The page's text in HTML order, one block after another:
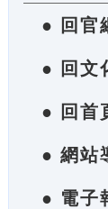
● 回官
● 回文
● 回首
● 網站
● 電子